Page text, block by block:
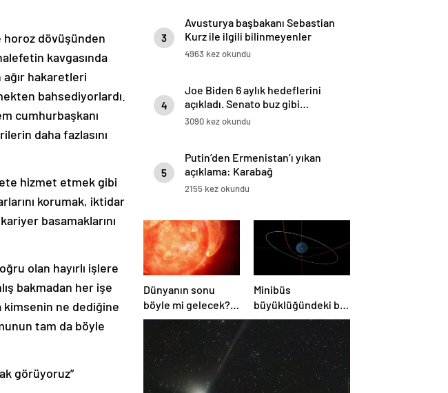
dövüşünden
kavgasında
hakaretleri
bahsediyorlardı.
cumhurbaşkanı
daha fazlasını
hizmet etmek gibi
korumak, iktidar
basamaklarını
olan hayırlı işlere
bakmadan her işe
kimsenin ne dediğine
tam da böyle
görüyoruz”
3
Avusturya başbakanı Sebastian
Kurz ile ilgili bilinmeyenler
4963 kez okundu
4
Joe Biden 6 aylık hedeflerini
açıkladı. Senato buz gibi…
3090 kez okundu
5
Putin’den Ermenistan’ı yıkan
açıklama: Karabağ
Azerbaycan’ın ayrılmaz bir
2155 kez okundu
Dünyanın sonu
böyle mi gelecek?
Gök bilimciler ilk
kez sönen yıldızın
gezegeni
yutmasına tanık
oldu
Minibüs
büyüklüğündeki bir
asteroit Dünya’yı
‘sıyırdı’ geçti